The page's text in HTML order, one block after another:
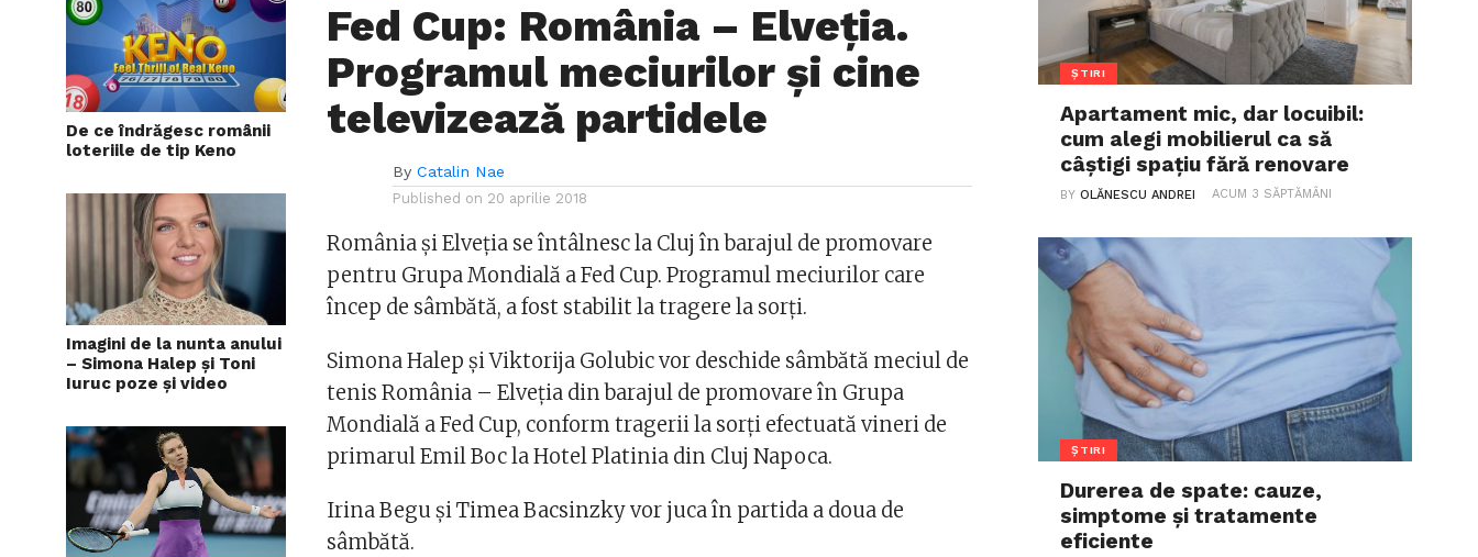
De ce îndrăgesc românii
loteriile de tip Keno
Imagini de la nunta anului
– Simona Halep și Toni
Iuruc poze și video
Fed Cup: România – Elveția.
Programul meciurilor și cine
televizează partidele
By Catalin Nae
Published on 20 aprilie 2018
România și Elveția se întâlnesc la Cluj în barajul de promovare
pentru Grupa Mondială a Fed Cup. Programul meciurilor care
încep de sâmbătă, a fost stabilit la tragere la sorți.
Simona Halep şi Viktorija Golubic vor deschide sâmbătă meciul de
tenis România – Elveţia din barajul de promovare în Grupa
Mondială a Fed Cup, conform tragerii la sorţi efectuată vineri de
primarul Emil Boc la Hotel Platinia din Cluj Napoca.
Irina Begu şi Timea Bacsinzky vor juca în partida a doua de
sâmbătă.
ȘTIRI
Apartament mic, dar locuibil:
cum alegi mobilierul ca să
câștigi spațiu fără renovare
BYOLĂNESCU ANDREI ACUM 3 SĂPTĂMÂNI
ȘTIRI
Durerea de spate: cauze,
simptome și tratamente
eficiente